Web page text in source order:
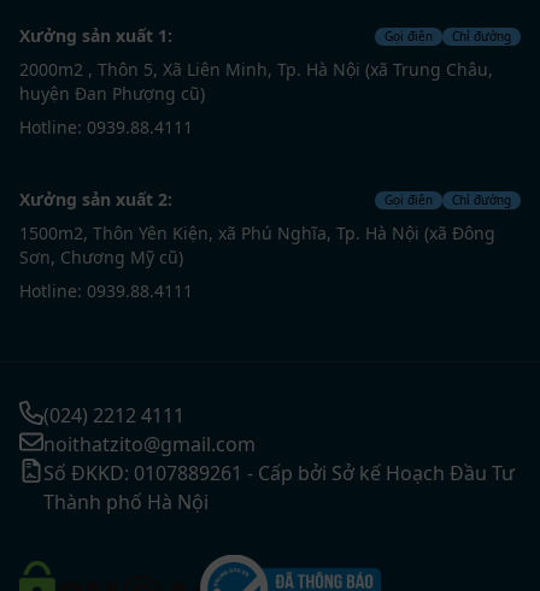
Xưởng sản xuất 1: Gọi điện Chỉ đường
2000m2 , Thôn 5, Xã Liên Minh, Tp. Hà Nội (xã Trung Châu,
huyện Đan Phượng cũ)
Hotline: 0939.88.4111
Xưởng sản xuất 2: Gọi điện Chỉ đường
1500m2, Thôn Yên Kiện, xã Phú Nghĩa, Tp. Hà Nội (xã Đông
Sơn, Chương Mỹ cũ)
Hotline: 0939.88.4111
(024) 2212 4111
noithatzito@gmail.com
Số ĐKKD: 0107889261 - Cấp bởi Sở kế Hoạch Đầu Tư
Thành phố Hà Nội